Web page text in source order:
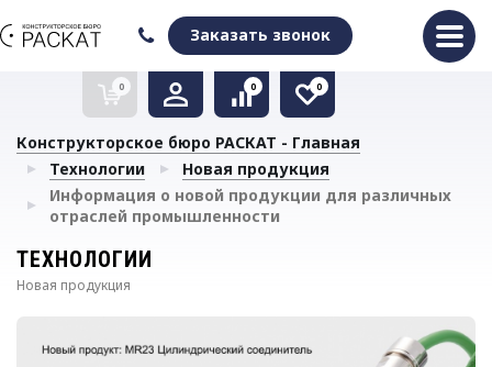
Заказать звонок
0
Очистить список сравнения
0
Очистить избранное
0
Конструкторское бюро РАСКАТ - Главная
Технологии
Новая продукция
Информация о новой продукции для различных
отраслей промышленности
ТЕХНОЛОГИИ
Новая продукция